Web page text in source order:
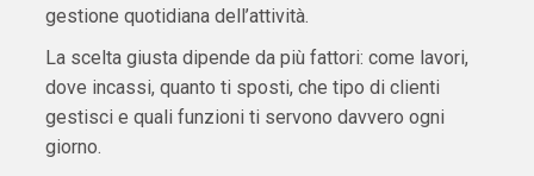
gestione quotidiana dell’attività.
La scelta giusta dipende da più fattori: come lavori,
dove incassi, quanto ti sposti, che tipo di clienti
gestisci e quali funzioni ti servono davvero ogni
giorno.